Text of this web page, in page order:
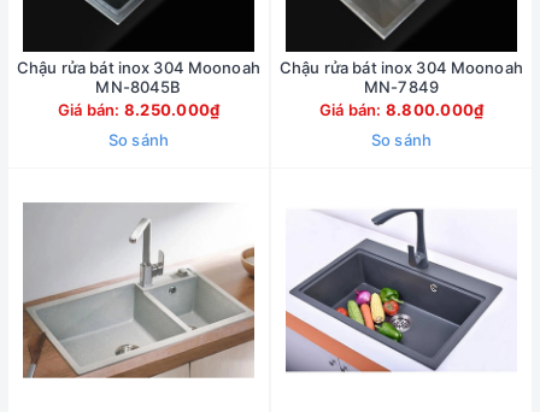
Chậu rửa bát inox 304 Moonoah
MN-8045B
Giá bán: 8.250.000₫
So sánh
Chậu rửa bát inox 304 Moonoah
MN-7849
Giá bán: 8.800.000₫
So sánh